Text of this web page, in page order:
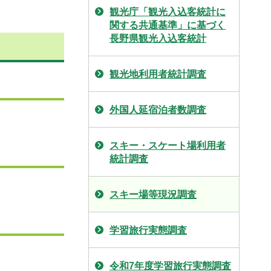
観光庁「観光入込客統計に
関する共通基準」に基づく
長野県観光入込客統計
観光地利用者統計調査
外国人延宿泊者数調査
スキー・スケート場利用者
統計調査
スキー場等現況調査
学習旅行実態調査
令和7年度学習旅行実態調査